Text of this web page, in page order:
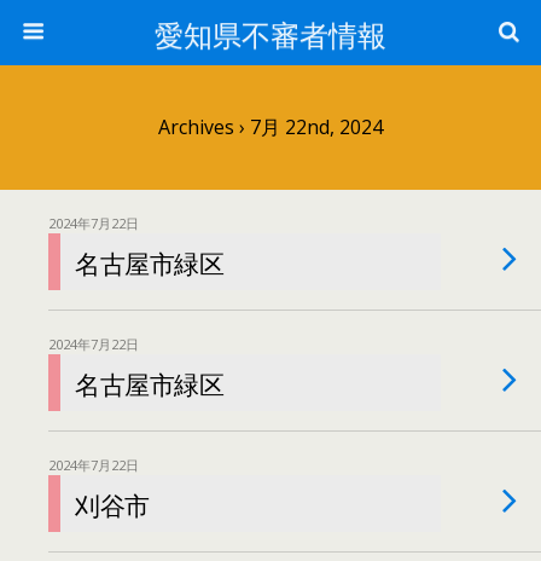
愛知県不審者情報
Archives › 7月 22nd, 2024
2024年7月22日
名古屋市緑区
2024年7月22日
名古屋市緑区
2024年7月22日
刈谷市